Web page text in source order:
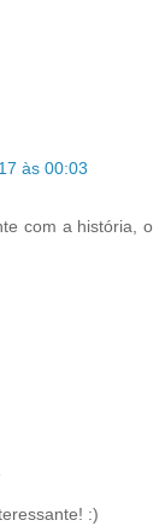
às 00:03
com a história, o
:)